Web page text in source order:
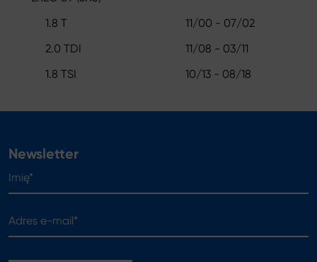
1.8 T
11/00 - 07/02
2.0 TDI
11/08 - 03/11
1.8 TSI
10/13 - 08/18
Newsletter